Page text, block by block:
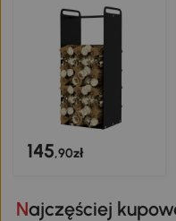
145,90zł
Najczęściej